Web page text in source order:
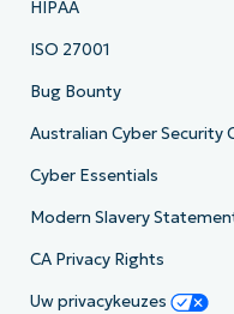
HIPAA
ISO 27001
Bug Bounty
Australian Cyber Security
Cyber Essentials
Modern Slavery
CA Privacy Rights
Uw privacykeuzes